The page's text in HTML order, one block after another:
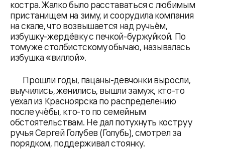
костра. Жалко было расставаться с любимым
пристанищем на зиму, и соорудила компания
на скале, что возвышается над ручьём,
избушку-жердёвку с печкой-буржуйкой. По
тому же столбистскому обычаю, называлась
избушка «виллой».
Прошли годы, пацаны-девчонки выросли,
выучились, женились, вышли замуж, кто-то
уехал из Красноярска по распределению
после учёбы, кто-то по семейным
обстоятельствам. Не дал потухнуть костру у
ручья Сергей Голубев (Голубь), смотрел за
порядком, поддерживал стоянку.